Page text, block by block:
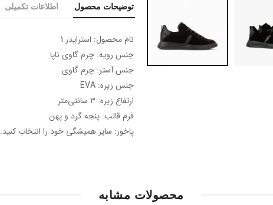
توضیحات محصول اطلاعات تکمیلی
نام محصول: استرایدر 1
جنس رویه: چرم گاوی ناپا
جنس آستر: چرم گاوی
جنس زیره: EVA
ارتفاع زیره: 3 سانتی‌متر
فرم قالب: پنجه گرد و پهن
پاخور: سایز همیشگی خود را انتخاب کنید.
محصولات مشابه